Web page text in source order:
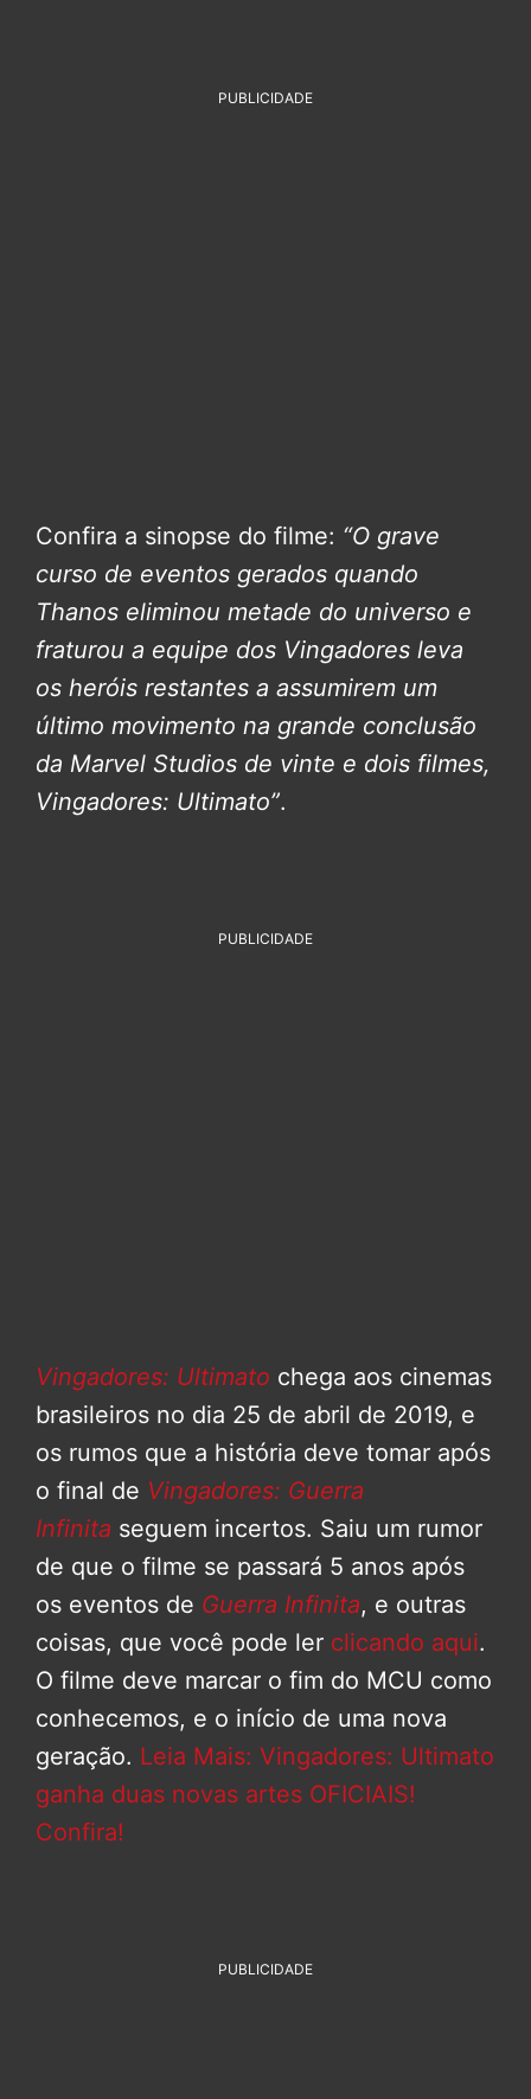
PUBLICIDADE
Confira a sinopse do filme: “O grave
curso de eventos gerados quando
Thanos eliminou metade do universo e
fraturou a equipe dos Vingadores leva
os heróis restantes a assumirem um
último movimento na grande conclusão
da Marvel Studios de vinte e dois filmes,
Vingadores: Ultimato”.
PUBLICIDADE
Vingadores: Ultimato chega aos cinemas
brasileiros no dia 25 de abril de 2019, e
os rumos que a história deve tomar após
o final de Vingadores: Guerra
Infinita seguem incertos. Saiu um rumor
de que o filme se passará 5 anos após
os eventos de Guerra Infinita, e outras
coisas, que você pode ler clicando aqui.
O filme deve marcar o fim do MCU como
conhecemos, e o início de uma nova
geração. Leia Mais: Vingadores: Ultimato
ganha duas novas artes OFICIAIS!
Confira!
PUBLICIDADE